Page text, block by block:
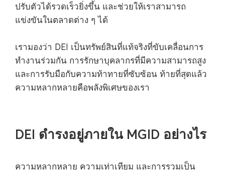
ปรับตัวได้รวดเร็วยิ่งขึ้น และช่วยให้เราสามารถ
แข่งขันในตลาดต่าง ๆ ได้
เรามองว่า DEI เป็นทรัพย์สินที่แท้จริงที่ขับเคลื่อนการ
ทำงานร่วมกัน การรักษาบุคลากรที่มีความสามารถสูง
และการรับมือกับความท้าทายที่ซับซ้อน ท้ายที่สุดแล้ว
ความหลากหลายคือพลังพิเศษของเรา
DEI ดำรงอยู่ภายใน MGID อย่างไร
ความหลากหลาย ความเท่าเทียม และการรวมเป็น